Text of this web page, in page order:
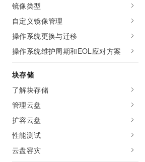
镜像类型
自定义镜像管理
操作系统更换与迁移
操作系统维护周期和EOL应对方案
块存储
了解块存储
管理云盘
扩容云盘
性能测试
云盘容灾